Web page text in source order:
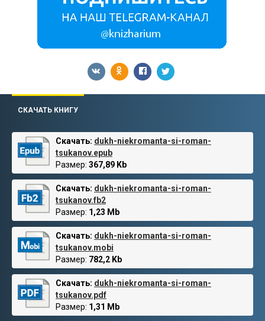
СКАЧАТЬ КНИГУ
Скачать: dukh-niekromanta-si-roman-
tsukanov.epub
Размер: 367,89 Kb
Скачать: dukh-niekromanta-si-roman-
tsukanov.fb2
Размер: 1,23 Mb
Скачать: dukh-niekromanta-si-roman-
tsukanov.mobi
Размер: 782,2 Kb
Скачать: dukh-niekromanta-si-roman-
tsukanov.pdf
Размер: 1,31 Mb